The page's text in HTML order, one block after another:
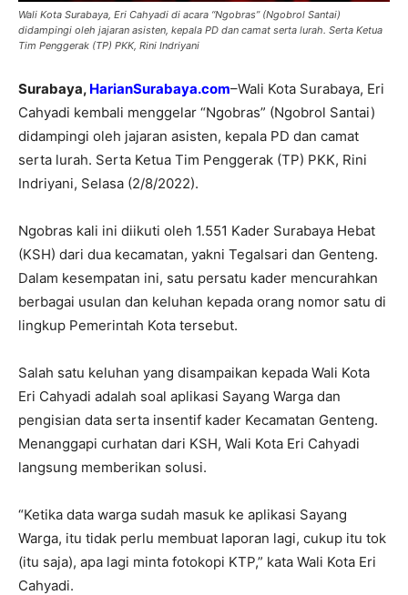
Wali Kota Surabaya, Eri Cahyadi di acara “Ngobras” (Ngobrol Santai)
didampingi oleh jajaran asisten, kepala PD dan camat serta lurah. Serta Ketua
Tim Penggerak (TP) PKK, Rini Indriyani
Surabaya, HarianSurabaya.com–Wali Kota Surabaya, Eri
Cahyadi kembali menggelar “Ngobras” (Ngobrol Santai)
didampingi oleh jajaran asisten, kepala PD dan camat
serta lurah. Serta Ketua Tim Penggerak (TP) PKK, Rini
Indriyani, Selasa (2/8/2022).
Ngobras kali ini diikuti oleh 1.551 Kader Surabaya Hebat
(KSH) dari dua kecamatan, yakni Tegalsari dan Genteng.
Dalam kesempatan ini, satu persatu kader mencurahkan
berbagai usulan dan keluhan kepada orang nomor satu di
lingkup Pemerintah Kota tersebut.
Salah satu keluhan yang disampaikan kepada Wali Kota
Eri Cahyadi adalah soal aplikasi Sayang Warga dan
pengisian data serta insentif kader Kecamatan Genteng.
Menanggapi curhatan dari KSH, Wali Kota Eri Cahyadi
langsung memberikan solusi.
“Ketika data warga sudah masuk ke aplikasi Sayang
Warga, itu tidak perlu membuat laporan lagi, cukup itu tok
(itu saja), apa lagi minta fotokopi KTP,” kata Wali Kota Eri
Cahyadi.